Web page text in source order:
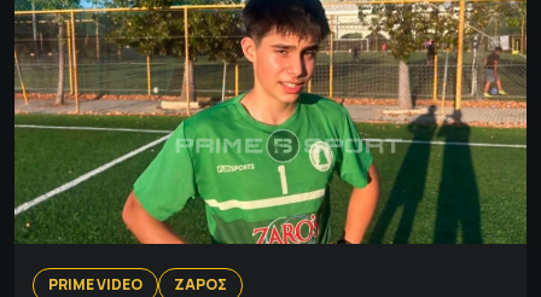
PRIME VIDEO ΖΑΡΟΣ